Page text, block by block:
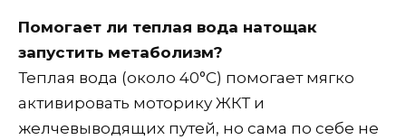
Помогает ли теплая вода натощак
запустить метаболизм?
Теплая вода (около 40°C) помогает мягко
активировать моторику ЖКТ и
желчевыводящих путей, но сама по себе не